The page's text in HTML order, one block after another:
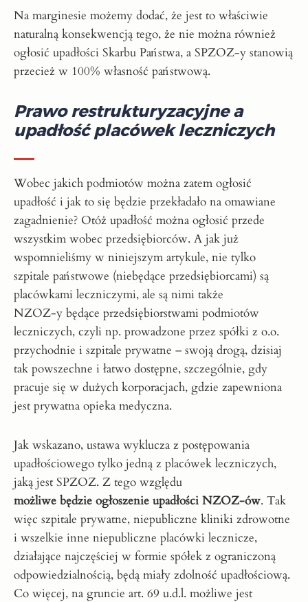
Na marginesie możemy dodać, że jest to właściwie
naturalną konsekwencją tego, że nie można również
ogłosić upadłości Skarbu Państwa, a SPZOZ-y stanowią
przecież w 100% własność państwową.
Prawo restrukturyzacyjne a
upadłość placówek leczniczych
Wobec jakich podmiotów można zatem ogłosić
upadłość i jak to się będzie przekładało na omawiane
zagadnienie? Otóż upadłość można ogłosić przede
wszystkim wobec przedsiębiorców. A jak już
wspomnieliśmy w niniejszym artykule, nie tylko
szpitale państwowe (niebędące przedsiębiorcami) są
placówkami leczniczymi, ale są nimi także
NZOZ-y będące przedsiębiorstwami podmiotów
leczniczych, czyli np. prowadzone przez spółki z o.o.
przychodnie i szpitale prywatne – swoją drogą, dzisiaj
tak powszechne i łatwo dostępne, szczególnie, gdy
pracuje się w dużych korporacjach, gdzie zapewniona
jest prywatna opieka medyczna.
Jak wskazano, ustawa wyklucza z postępowania
upadłościowego tylko jedną z placówek leczniczych,
jaką jest SPZOZ. Z tego względu
możliwe będzie ogłoszenie upadłości NZOZ-ów. Tak
więc szpitale prywatne, niepubliczne kliniki zdrowotne
i wszelkie inne niepubliczne placówki lecznicze,
działające najczęściej w formie spółek z ograniczoną
odpowiedzialnością, będą miały zdolność upadłościową.
Co więcej, na gruncie art. 69 u.d.l. możliwe jest